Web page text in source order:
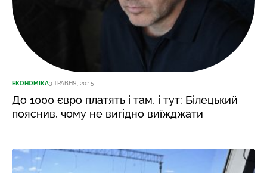
ЕКОНОМІКА3 ТРАВНЯ, 20:15
До 1000 євро платять і там, і тут: Білецький
пояснив, чому не вигідно виїжджати